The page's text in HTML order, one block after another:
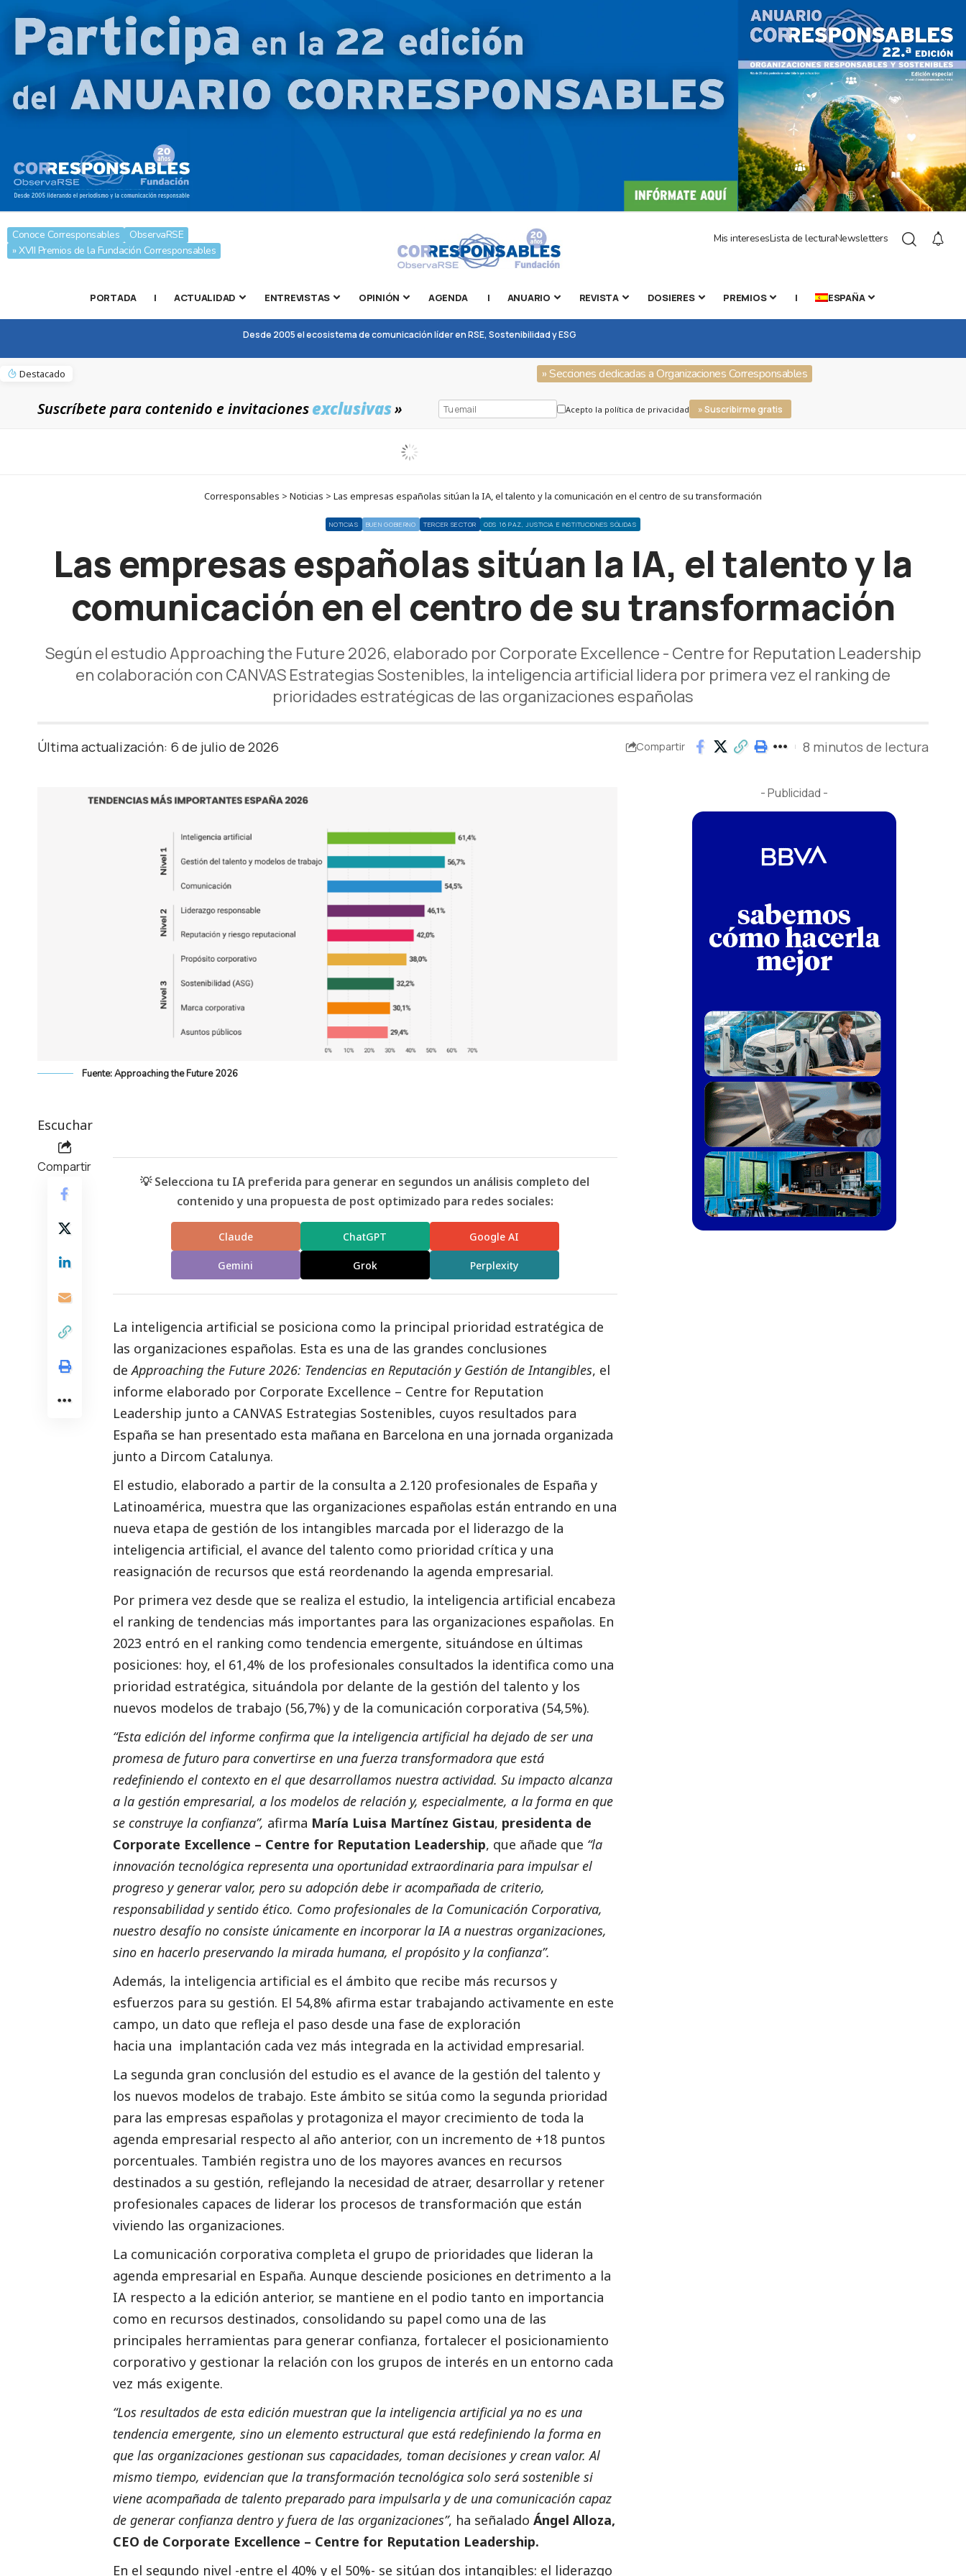
Conoce Corresponsables
ObservaRSE
» XVII Premios de la Fundación Corresponsables
Mis interesesLista de lecturaNewsletters
PORTADA | ACTUALIDAD ENTREVISTAS OPINIÓN AGENDA | ANUARIO REVISTA DOSIERES PREMIOS | ESPAÑA
Desde 2005 el ecosistema de comunicación líder en RSE, Sostenibilidad y ESG
Destacado » Secciones dedicadas a Organizaciones Corresponsables
Suscríbete para contenido e invitacionesexclusivas» Acepto la política de privacidad » Suscribirme gratis
Corresponsables > Noticias > Las empresas españolas sitúan la IA, el talento y la comunicación en el centro de su transformación
NOTICIAS BUEN GOBIERNO TERCER SECTOR ODS 16 PAZ, JUSTICIA E INSTITUCIONES SÓLIDAS
Las empresas españolas sitúan la IA, el talento y la
comunicación en el centro de su transformación
Según el estudio Approaching the Future 2026, elaborado por Corporate Excellence - Centre for Reputation Leadership
en colaboración con CANVAS Estrategias Sostenibles, la inteligencia artificial lidera por primera vez el ranking de
prioridades estratégicas de las organizaciones españolas
Última actualización: 6 de julio de 2026 Compartir 8 minutos de lectura
Fuente: Approaching the Future 2026
Escuchar
Compartir
💡 Selecciona tu IA preferida para generar en segundos un análisis completo del
contenido y una propuesta de post optimizado para redes sociales:
Claude ChatGPT Google AI
Gemini Grok Perplexity
La inteligencia artificial se posiciona como la principal prioridad estratégica de
las organizaciones españolas. Esta es una de las grandes conclusiones
deApproaching the Future 2026: Tendencias en Reputación y Gestión de Intangibles, el
informe elaborado por Corporate Excellence – Centre for Reputation
Leadership junto a CANVAS Estrategias Sostenibles, cuyos resultados para
España se han presentado esta mañana en Barcelona en una jornada organizada
junto a Dircom Catalunya.
El estudio, elaborado a partir de la consulta a 2.120 profesionales de España y
Latinoamérica, muestra que las organizaciones españolas están entrando en una
nueva etapa de gestión de los intangibles marcada por el liderazgo de la
inteligencia artificial, el avance del talento como prioridad crítica y una
reasignación de recursos que está reordenando la agenda empresarial.
Por primera vez desde que se realiza el estudio, la inteligencia artificial encabeza
el ranking de tendencias más importantes para las organizaciones españolas. En
2023 entró en el ranking como tendencia emergente, situándose en últimas
posiciones: hoy, el 61,4% de los profesionales consultados la identifica como una
prioridad estratégica, situándola por delante de la gestión del talento y los
nuevos modelos de trabajo (56,7%) y de la comunicación corporativa (54,5%).
“Esta edición del informe confirma que la inteligencia artificial ha dejado de ser una
promesa de futuro para convertirse en una fuerza transformadora que está
redefiniendo el contexto en el que desarrollamos nuestra actividad. Su impacto alcanza
a la gestión empresarial, a los modelos de relación y, especialmente, a la forma en que
se construye la confianza”, afirma María Luisa Martínez Gistau, presidenta de
Corporate Excellence – Centre for Reputation Leadership, que añade que “la
innovación tecnológica representa una oportunidad extraordinaria para impulsar el
progreso y generar valor, pero su adopción debe ir acompañada de criterio,
responsabilidad y sentido ético. Como profesionales de la Comunicación Corporativa,
nuestro desafío no consiste únicamente en incorporar la IA a nuestras organizaciones,
sino en hacerlo preservando la mirada humana, el propósito y la confianza”.
Además, la inteligencia artificial es el ámbito que recibe más recursos y
esfuerzos para su gestión. El 54,8% afirma estar trabajando activamente en este
campo, un dato que refleja el paso desde una fase de exploración
hacia una implantación cada vez más integrada en la actividad empresarial.
La segunda gran conclusión del estudio es el avance de la gestión del talento y
los nuevos modelos de trabajo. Este ámbito se sitúa como la segunda prioridad
para las empresas españolas y protagoniza el mayor crecimiento de toda la
agenda empresarial respecto al año anterior, con un incremento de +18 puntos
porcentuales. También registra uno de los mayores avances en recursos
destinados a su gestión, reflejando la necesidad de atraer, desarrollar y retener
profesionales capaces de liderar los procesos de transformación que están
viviendo las organizaciones.
La comunicación corporativa completa el grupo de prioridades que lideran la
agenda empresarial en España. Aunque desciende posiciones en detrimento a la
IA respecto a la edición anterior, se mantiene en el podio tanto en importancia
como en recursos destinados, consolidando su papel como una de las
principales herramientas para generar confianza, fortalecer el posicionamiento
corporativo y gestionar la relación con los grupos de interés en un entorno cada
vez más exigente.
“Los resultados de esta edición muestran que la inteligencia artificial ya no es una
tendencia emergente, sino un elemento estructural que está redefiniendo la forma en
que las organizaciones gestionan sus capacidades, toman decisiones y crean valor. Al
mismo tiempo, evidencian que la transformación tecnológica solo será sostenible si
viene acompañada de talento preparado para impulsarla y de una comunicación capaz
de generar confianza dentro y fuera de las organizaciones”, ha señalado Ángel Alloza,
CEO de Corporate Excellence – Centre for Reputation Leadership.
En el segundo nivel -entre el 40% y el 50%- se sitúan dos intangibles: el liderazgo
- Publicidad -